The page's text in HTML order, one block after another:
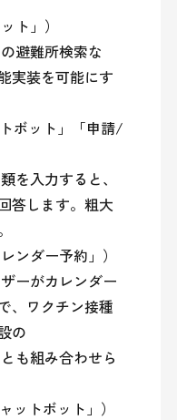
ト」）
避難所検索な
実装を可能にす
ボット」「申請/
入力すると、
答します。粗大
ンダー予約」）
ーがカレンダー
、ワクチン接種
の
も組み合わせら
ットボット」）